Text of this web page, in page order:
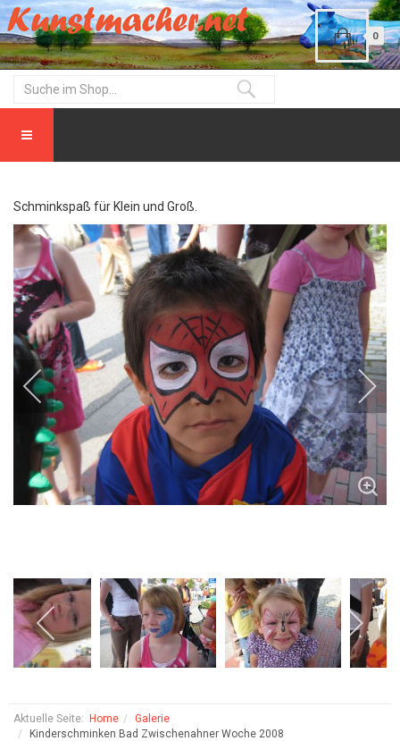
0
Schminkspaß für Klein und Groß.
Aktuelle Seite: Home
Galerie
Kinderschminken Bad Zwischenahner Woche 2008